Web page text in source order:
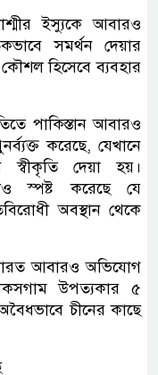
ইস্যুকে আবারও
সমর্থন দেয়ার
হিসেবে ব্যবহার
পাকিস্তান আবারও
করেছে, যেখানে
স্বীকৃতি দেয়া হয়।
স্পষ্ট করেছে যে
অবস্থান থেকে
আবারও অভিযোগ
উপত্যকার ৫
চীনের কাছে